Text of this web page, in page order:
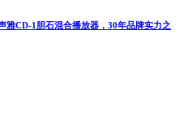
雅CD-1胆石混合播放器，30年品牌实力之